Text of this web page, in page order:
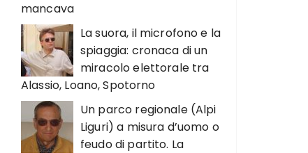
mancava
La suora, il microfono e la
spiaggia: cronaca di un
miracolo elettorale tra
Alassio, Loano, Spotorno
Un parco regionale (Alpi
Liguri) a misura d’uomo o
feudo di partito. La